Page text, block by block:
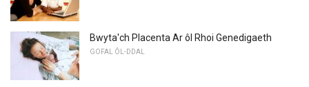
Bwyta'ch Placenta Ar ôl Rhoi Genedigaeth
GOFAL ÔL-DDAL